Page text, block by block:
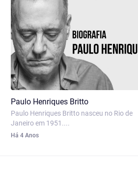
Paulo Henriques Britto
Paulo Henriques Britto nasceu no Rio de
Janeiro em 1951....
Há 4 Anos